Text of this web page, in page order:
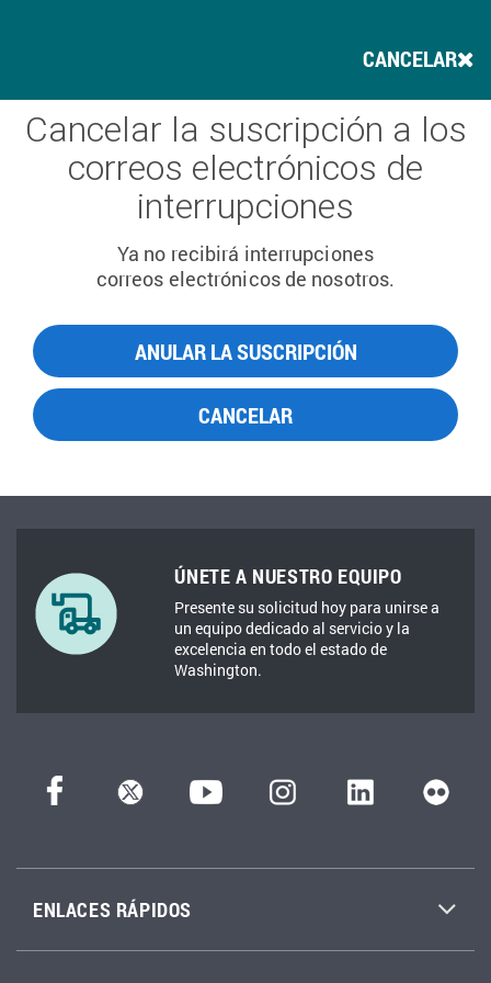
CANCELAR
Cancelar la suscripción a los
correos electrónicos de
interrupciones
Ya no recibirá interrupciones
correos electrónicos de nosotros.
ANULAR LA SUSCRIPCIÓN
CANCELAR
ÚNETE A NUESTRO EQUIPO
Presente su solicitud hoy para unirse a
un equipo dedicado al servicio y la
excelencia en todo el estado de
Washington.
ENLACES RÁPIDOS